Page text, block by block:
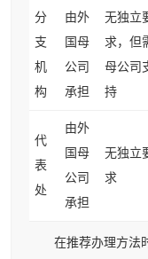
分
支
机
构
由外
国母
公司
承担
无独立
求，但
母公司
持
代
表
处
由外
国母
公司
承担
无独立
求
在推荐办理方法时